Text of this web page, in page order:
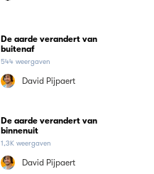
De aarde verandert van
buitenaf
544 weergaven
David Pijpaert
De aarde verandert van
binnenuit
1,3K weergaven
David Pijpaert